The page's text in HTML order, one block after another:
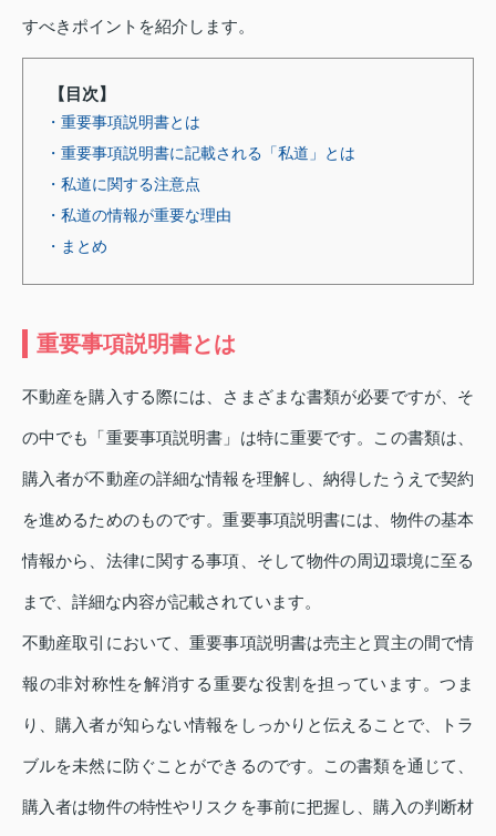
すべきポイントを紹介します。
【目次】
・重要事項説明書とは
・重要事項説明書に記載される「私道」とは
・私道に関する注意点
・私道の情報が重要な理由
・まとめ
重要事項説明書とは
不動産を購入する際には、さまざまな書類が必要ですが、そ
の中でも「重要事項説明書」は特に重要です。この書類は、
購入者が不動産の詳細な情報を理解し、納得したうえで契約
を進めるためのものです。重要事項説明書には、物件の基本
情報から、法律に関する事項、そして物件の周辺環境に至る
まで、詳細な内容が記載されています。
不動産取引において、重要事項説明書は売主と買主の間で情
報の非対称性を解消する重要な役割を担っています。つま
り、購入者が知らない情報をしっかりと伝えることで、トラ
ブルを未然に防ぐことができるのです。この書類を通じて、
購入者は物件の特性やリスクを事前に把握し、購入の判断材